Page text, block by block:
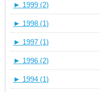
► 1999 (2)
► 1998 (1)
► 1997 (1)
► 1996 (2)
► 1994 (1)